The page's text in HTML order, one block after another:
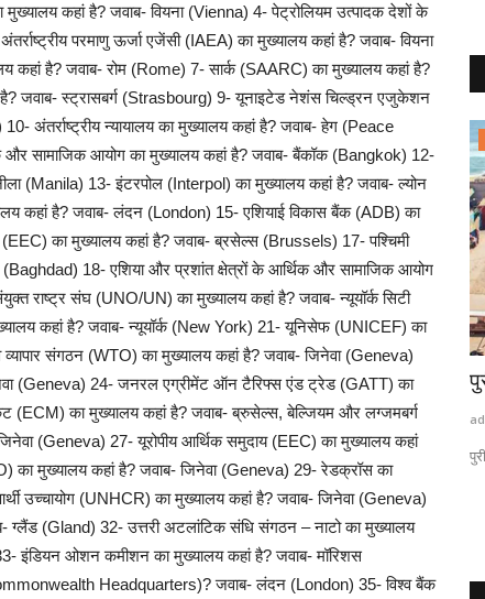
कहां है? जवाब- वियना (Vienna) 4- पेट्रोलियम उत्पादक देशों के
परमाणु ऊर्जा एजेंसी (IAEA) का मुख्यालय कहां है? जवाब- वियना
कहां है? जवाब- रोम (Rome) 7- सार्क (SAARC) का मुख्यालय कहां है?
जवाब- स्ट्रासबर्ग (Strasbourg) 9- यूनाइटेड नेशंस चिल्ड्रन एजुकेशन
अंतर्राष्ट्रीय न्यायालय का मुख्यालय कहां है? जवाब- हेग (Peace
और सामाजिक आयोग का मुख्यालय कहां है? जवाब- बैंकॉक (Bangkok) 12-
(Manila) 13- इंटरपोल (Interpol) का मुख्यालय कहां है? जवाब- ल्योन
कहां है? जवाब- लंदन (London) 15- एशियाई विकास बैंक (ADB) का
का मुख्यालय कहां है? जवाब- ब्रसेल्स (Brussels) 17- पश्चिमी
18- एशिया और प्रशांत क्षेत्रों के आर्थिक और सामाजिक आयोग
राष्ट्र संघ (UNO/UN) का मुख्यालय कहां है? जवाब- न्यूयॉर्क सिटी
कहां है? जवाब- न्यूयॉर्क (New York) 21- यूनिसेफ (UNICEF) का
संगठन (WTO) का मुख्यालय कहां है? जवाब- जिनेवा (Geneva)
(Geneva) 24- जनरल एग्रीमेंट ऑन टैरिफ्स एंड ट्रेड (GATT) का
(ECM) का मुख्यालय कहां है? जवाब- ब्रुसेल्स, बेल्जियम और लग्जमबर्ग
(Geneva) 27- यूरोपीय आर्थिक समुदाय (EEC) का मुख्यालय कहां
का मुख्यालय कहां है? जवाब- जिनेवा (Geneva) 29- रेडक्रॉस का
उच्चायोग (UNHCR) का मुख्यालय कहां है? जवाब- जिनेवा (Geneva)
ग्लैंड (Gland) 32- उत्तरी अटलांटिक संधि संगठन – नाटो का मुख्यालय
इंडियन ओशन कमीशन का मुख्यालय कहां है? जवाब- मॉरिशस
Headquarters)? जवाब- लंदन (London) 35- विश्व बैंक
है
ही होते
BRICS बैठकों से दुनिया की नजर जयपुर पर व्यापार
निवेश और...
admin Aug 6, 2026 0 3
Jaipur Brics Meeting : जयपुर में BRICS की अहम मंत्रीस्तरीय बैठकें,
व्यापार-निवेश...